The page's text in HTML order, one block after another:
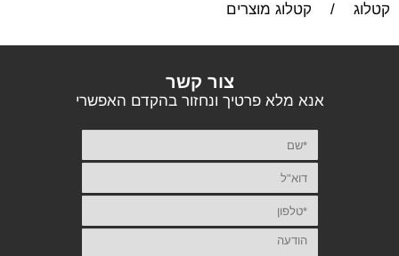
קטלוג / קטלוג מוצרים
צור קשר
אנא מלא פרטיך ונחזור בהקדם האפשרי